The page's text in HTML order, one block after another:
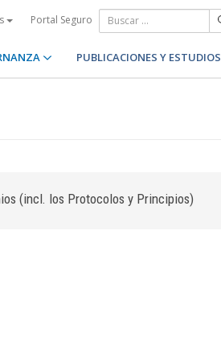
Portal Seguro
PUBLICACIONES Y ESTUDIOS
(incl. los Protocolos y Principios)